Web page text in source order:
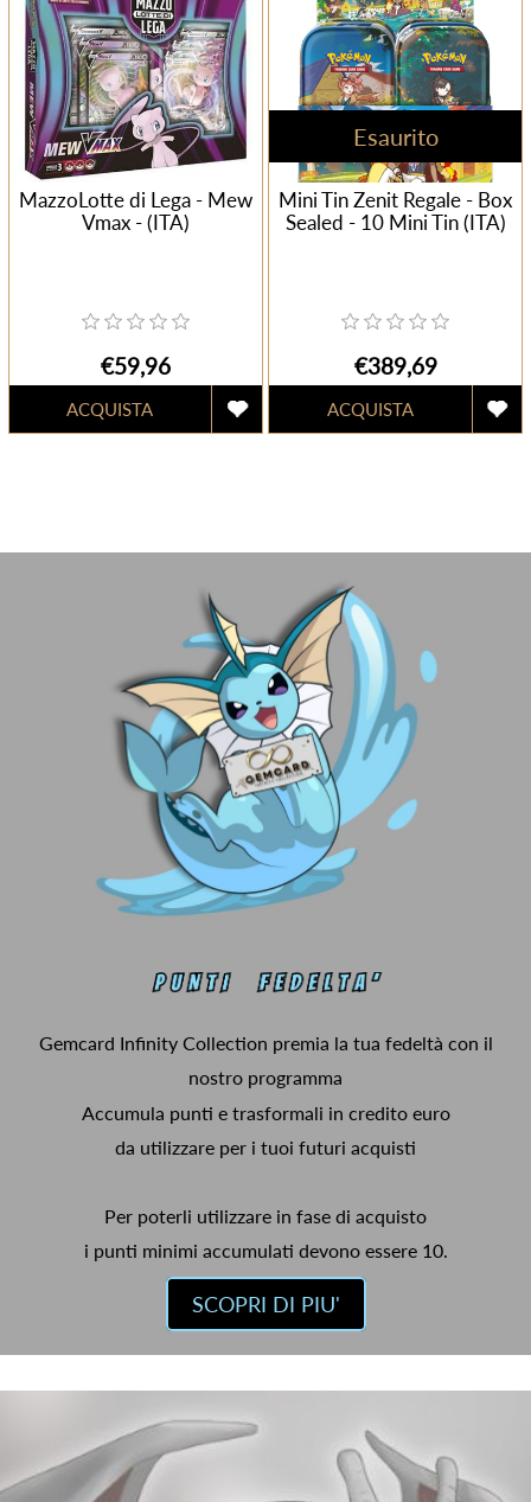
MazzoLotte di Lega - Mew
Vmax - (ITA)
€59,96
Esaurito
Mini Tin Zenit Regale - Box
Sealed - 10 Mini Tin (ITA)
€389,69
Gemcard Infinity Collection premia la tua fedeltà con il
nostro programma
Accumula punti e trasformali in credito euro
da utilizzare per i tuoi futuri acquisti
Per poterli utilizzare in fase di acquisto
i punti minimi accumulati devono essere 10.
SCOPRI DI PIU'